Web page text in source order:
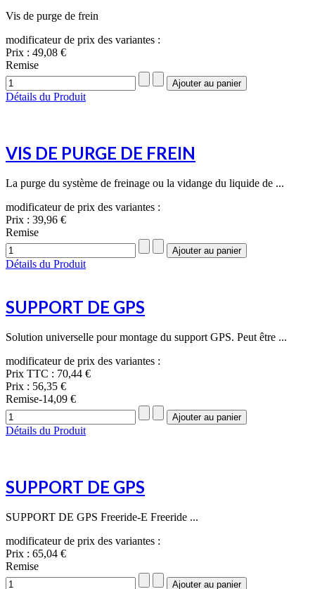
Vis de purge de frein
modificateur de prix des variantes :
Prix : 49,08 €
Remise
Détails du Produit
VIS DE PURGE DE FREIN
La purge du système de freinage ou la vidange du liquide de ...
modificateur de prix des variantes :
Prix : 39,96 €
Remise
Détails du Produit
SUPPORT DE GPS
Solution universelle pour montage du support GPS. Peut être ...
modificateur de prix des variantes :
Prix TTC : 70,44 €
Prix : 56,35 €
Remise-14,09 €
Détails du Produit
SUPPORT DE GPS
SUPPORT DE GPS Freeride-E Freeride ...
modificateur de prix des variantes :
Prix : 65,04 €
Remise